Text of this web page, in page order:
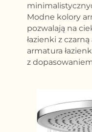
Modne kolory
pozwalają na
łazienki z
armatura
z